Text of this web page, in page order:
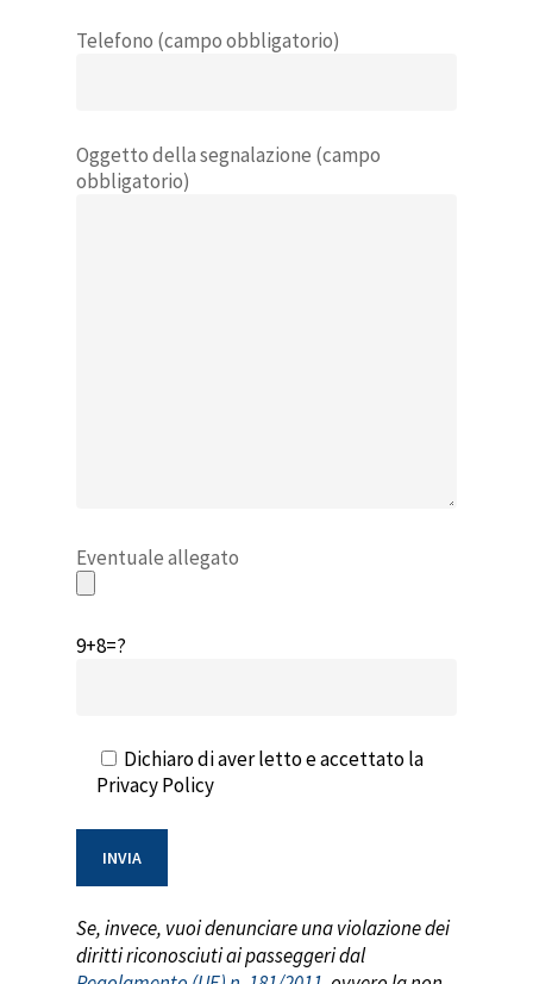
Telefono (campo obbligatorio)
Oggetto della segnalazione (campo
obbligatorio)
Eventuale allegato
9+8=?
Dichiaro di aver letto e accettato la
Privacy Policy
Se, invece, vuoi denunciare una violazione dei
diritti riconosciuti ai passeggeri dal